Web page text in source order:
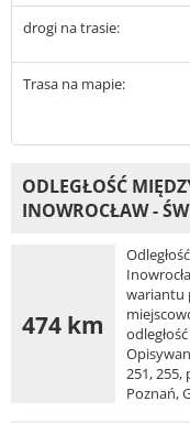
drogi na trasie:
Trasa na mapie:
ODLEGŁOŚĆ
INOWROCŁAW -
474 km
wariantu
251, 255,
Poznań,